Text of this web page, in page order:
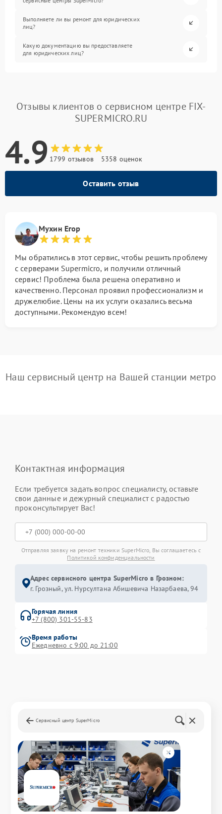
Выполняете ли вы ремонт для юридических
лиц?
Какую документацию вы предоставляете
для юридических лиц?
Отзывы клиентов о сервисном центре FIX-
SUPERMICRO.RU
4.9 1799 отзывов 5358 оценок
Оставить отзыв
Мухин Егор
Мы обратились в этот сервис, чтобы решить проблему
с серверами Supermicro, и получили отличный
сервис! Проблема была решена оперативно и
качественно. Персонал проявил профессионализм и
дружелюбие. Цены на их услуги оказались весьма
доступными. Рекомендую всем!
Наш сервисный центр на Вашей станции метро
Контактная информация
Если требуется задать вопрос специалисту, оставьте
свои данные и дежурный специалист с радостью
проконсультирует Вас!
Отправляя заявку на ремонт техники SuperMicro, Вы соглашаетесь с
Политикой конфиденциальности
Адрес сервисного центра SuperMicro в Грозном:
г. Грозный, ул. Нурсултана Абишевича Назарбаева, 94
Горячая линия
+7 (800) 301-55-83
Время работы
Ежедневно с 9:00 до 21:00
Сервисный центр SuperMicro